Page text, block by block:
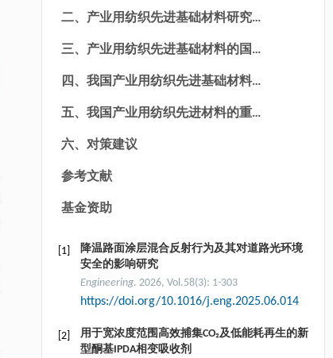
二、产业用纺织先进基础材料研究背
景
三、产业用纺织先进基础材料的国内
外发展现状
四、我国产业用纺织先进基础材料面
临的问题
五、我国产业用纺织先进材料的重点
发展方向
六、对策建议
参考文献
基金资助
[1]
降温路面涂层混合反射行为及其对道路光环境
安全的影响研究
Engineering. 2026, Vol.58(3): 1-303
https://doi.org/10.1016/j.eng.2025.06.014
[2]
用于宽浓度范围高效捕集CO₂及低能耗再生的新
型酮基IPDA相变吸收剂